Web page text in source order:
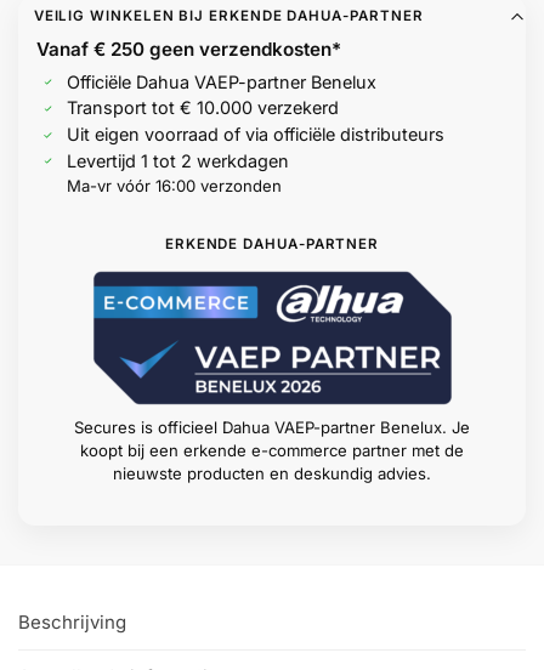
VEILIG WINKELEN BIJ ERKENDE DAHUA-PARTNER
Vanaf € 250 geenverzendkosten*
Officiële Dahua VAEP-partner Benelux
Transport tot € 10.000 verzekerd
Uit eigen voorraad of via officiële distributeurs
Levertijd 1 tot 2 werkdagen
Ma-vr vóór 16:00 verzonden
ERKENDE DAHUA-PARTNER
Secures is officieel Dahua VAEP-partner Benelux. Je
koopt bij een erkende e-commerce partner met de
nieuwste producten en deskundig advies.
Beschrijving